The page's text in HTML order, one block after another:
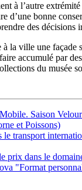
à l’autre
d’une bonne
des décisions
la ville une façade
accumulé par
du musée
Saison
et Poissons)
transport
prix dans le
"Format